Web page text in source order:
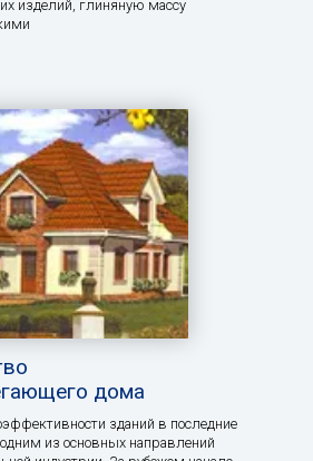
изделий, глиняную массу
дома
зданий в последние
одним из основных направлений